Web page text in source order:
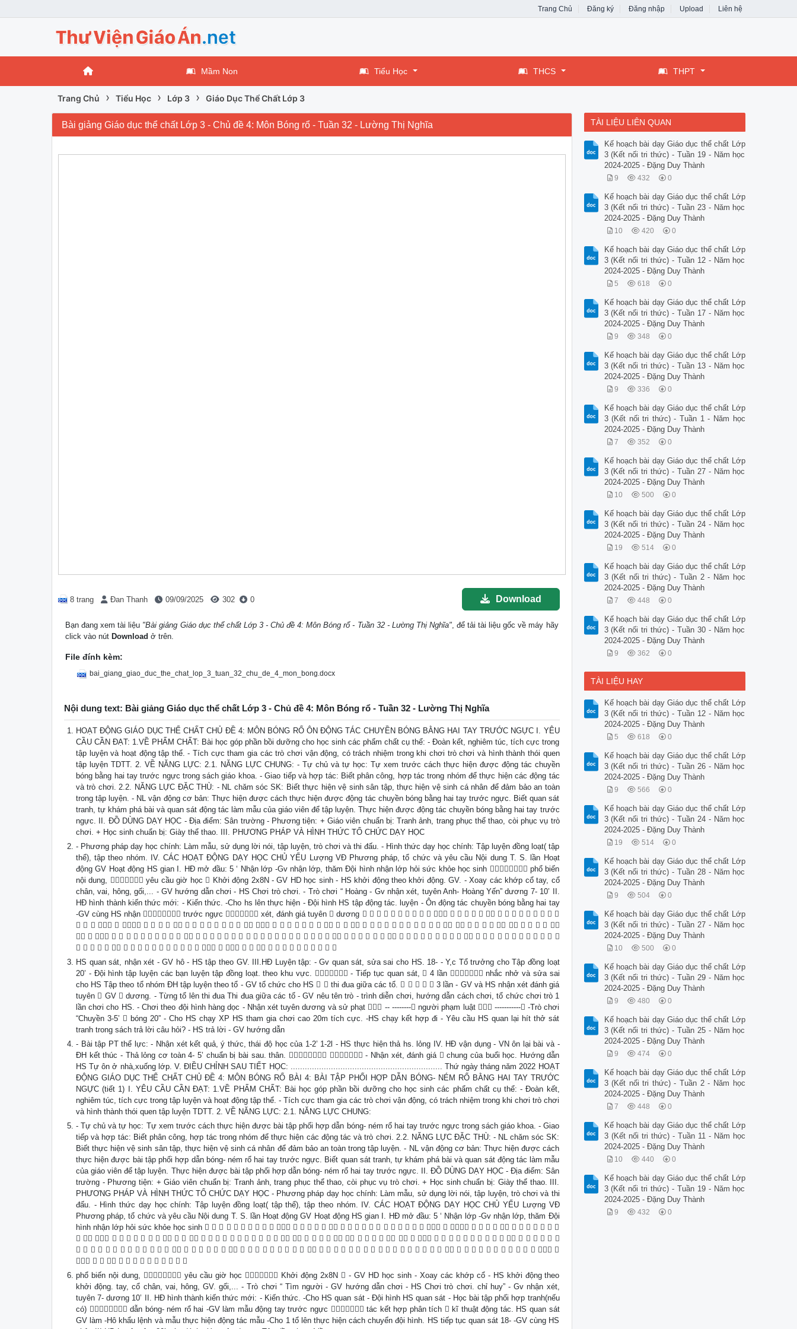
Trang Chủ Đăng ký Đăng nhập Upload Liên hệ
Mầm Non Tiểu Học THCS THPT
Trang Chủ › Tiểu Học › Lớp 3 › Giáo Dục Thể Chất Lớp 3
Bài giảng Giáo dục thể chất Lớp 3 - Chủ đề 4: Môn Bóng rổ - Tuần 32 - Lường Thị Nghĩa
8 trang Đan Thanh 09/09/2025 302 0 Download
Bạn đang xem tài liệu "Bài giảng Giáo dục thể chất Lớp 3 - Chủ đề 4: Môn Bóng rổ - Tuần 32 - Lường Thị Nghĩa", để tải tài liệu gốc về máy hãy
click vào nút Download ở trên.
File đính kèm:
bai_giang_giao_duc_the_chat_lop_3_tuan_32_chu_de_4_mon_bong.docx
Nội dung text: Bài giảng Giáo dục thể chất Lớp 3 - Chủ đề 4: Môn Bóng rổ - Tuần 32 - Lường Thị Nghĩa
HOẠT ĐỘNG GIÁO DỤC THỂ CHẤT CHỦ ĐỀ 4: MÔN BÓNG RỔ ÔN ĐỘNG TÁC CHUYỀN BÓNG BẰNG HAI TAY TRƯỚC NGỰC I. YÊU
CẦU CẦN ĐẠT: 1.VỀ PHẨM CHẤT: Bài học góp phần bồi dưỡng cho học sinh các phẩm chất cụ thể: - Đoàn kết, nghiêm túc, tích cực trong
tập luyện và hoạt động tập thể. - Tích cực tham gia các trò chơi vận động, có trách nhiệm trong khi chơi trò chơi và hình thành thói quen
tập luyện TDTT. 2. VỀ NĂNG LỰC: 2.1. NĂNG LỰC CHUNG: - Tự chủ và tự học: Tự xem trước cách thực hiện được động tác chuyền
bóng bằng hai tay trước ngực trong sách giáo khoa. - Giao tiếp và hợp tác: Biết phân công, hợp tác trong nhóm để thực hiện các động tác
và trò chơi. 2.2. NĂNG LỰC ĐẶC THÙ: - NL chăm sóc SK: Biết thực hiện vệ sinh sân tập, thực hiện vệ sinh cá nhân để đảm bảo an toàn
trong tập luyện. - NL vận động cơ bản: Thực hiện được cách thực hiện được động tác chuyền bóng bằng hai tay trước ngực. Biết quan sát
tranh, tự khám phá bài và quan sát động tác làm mẫu của giáo viên để tập luyện. Thực hiện được động tác chuyền bóng bằng hai tay trước
ngực. II. ĐỒ DÙNG DẠY HỌC - Địa điểm: Sân trường - Phương tiện: + Giáo viên chuẩn bị: Tranh ảnh, trang phục thể thao, còi phục vụ trò
chơi. + Học sinh chuẩn bị: Giày thể thao. III. PHƯƠNG PHÁP VÀ HÌNH THỨC TỔ CHỨC DẠY HỌC
- Phương pháp dạy học chính: Làm mẫu, sử dụng lời nói, tập luyện, trò chơi và thi đấu. - Hình thức dạy học chính: Tập luyện đồng loạt( tập
thể), tập theo nhóm. IV. CÁC HOẠT ĐỘNG DẠY HỌC CHỦ YẾU Lượng VĐ Phương pháp, tổ chức và yêu cầu Nội dung T. S. lần Hoạt
động GV Hoạt động HS gian I. HĐ mở đầu: 5 ‘ Nhận lớp -Gv nhận lớp, thăm Đội hình nhận lớp hỏi sức khỏe học sinh  phổ biến
nội dung,  yêu cầu giờ học  Khởi động 2x8N - GV HD học sinh - HS khởi động theo khởi động. GV. - Xoay các khớp cổ tay, cổ
chân, vai, hông, gối,... - GV hướng dẫn chơi - HS Chơi trò chơi. - Trò chơi “ Hoàng - Gv nhận xét, tuyên Anh- Hoàng Yến” dương 7- 10’ II.
HĐ hình thành kiến thức mới: - Kiến thức. -Cho hs lên thực hiện - Đội hình HS tập động tác. luyện - Ôn động tác chuyền bóng bằng hai tay
-GV cùng HS nhận  trước ngực  xét, đánh giá tuyên  dương                          
                                                       
                                                              
                                
HS quan sát, nhận xét - GV hô - HS tập theo GV. III.HĐ Luyện tập: - Gv quan sát, sửa sai cho HS. 18- - Y,c Tổ trưởng cho Tập đồng loạt
20’ - Đội hình tập luyện các bạn luyện tập đồng loạt. theo khu vực.  - Tiếp tục quan sát,  4 lần  nhắc nhở và sửa sai
cho HS Tập theo tổ nhóm ĐH tập luyện theo tổ - GV tổ chức cho HS   thi đua giữa các tổ.      3 lần - GV và HS nhận xét đánh giá
tuyên  GV  dương. - Từng tổ lên thi đua Thi đua giữa các tổ - GV nêu tên trò - trình diễn chơi, hướng dẫn cách chơi, tổ chức chơi trò 1
lần chơi cho HS. - Chơi theo đội hình hàng dọc - Nhận xét tuyên dương và sử phạt  -- -------- người phạm luật  ----------- -Trò chơi
“Chuyền 3-5’  bóng 20” - Cho HS chạy XP HS tham gia chơi cao 20m tích cực. -HS chạy kết hợp đi - Yêu cầu HS quan lại hít thở sát
tranh trong sách trả lời câu hỏi? - HS trả lời - GV hướng dẫn
- Bài tập PT thể lực: - Nhận xét kết quả, ý thức, thái độ học của 1-2’ 1-2l - HS thực hiện thả hs. lỏng IV. HĐ vận dụng - VN ôn lại bài và -
ĐH kết thúc - Thả lỏng cơ toàn 4- 5’ chuẩn bị bài sau. thân.   - Nhận xét, đánh giá  chung của buổi học. Hướng dẫn
HS Tự ôn ở nhà,xuống lớp. V. ĐIỀU CHỈNH SAU TIẾT HỌC: ................................................................ Thứ ngày tháng năm 2022 HOẠT
ĐỘNG GIÁO DỤC THỂ CHẤT CHỦ ĐỀ 4: MÔN BÓNG RỔ BÀI 4: BÀI TẬP PHỐI HỢP DẪN BÓNG- NÉM RỔ BẰNG HAI TAY TRƯỚC
NGỰC (tiết 1) I. YÊU CẦU CẦN ĐẠT: 1.VỀ PHẨM CHẤT: Bài học góp phần bồi dưỡng cho học sinh các phẩm chất cụ thể: - Đoàn kết,
nghiêm túc, tích cực trong tập luyện và hoạt động tập thể. - Tích cực tham gia các trò chơi vận động, có trách nhiệm trong khi chơi trò chơi
và hình thành thói quen tập luyện TDTT. 2. VỀ NĂNG LỰC: 2.1. NĂNG LỰC CHUNG:
- Tự chủ và tự học: Tự xem trước cách thực hiện được bài tập phối hợp dẫn bóng- ném rổ hai tay trước ngực trong sách giáo khoa. - Giao
tiếp và hợp tác: Biết phân công, hợp tác trong nhóm để thực hiện các động tác và trò chơi. 2.2. NĂNG LỰC ĐẶC THÙ: - NL chăm sóc SK:
Biết thực hiện vệ sinh sân tập, thực hiện vệ sinh cá nhân để đảm bảo an toàn trong tập luyện. - NL vận động cơ bản: Thực hiện được cách
thực hiện được bài tập phối hợp dẫn bóng- ném rổ hai tay trước ngực. Biết quan sát tranh, tự khám phá bài và quan sát động tác làm mẫu
của giáo viên để tập luyện. Thực hiện được bài tập phối hợp dẫn bóng- ném rổ hai tay trước ngực. II. ĐỒ DÙNG DẠY HỌC - Địa điểm: Sân
trường - Phương tiện: + Giáo viên chuẩn bị: Tranh ảnh, trang phục thể thao, còi phục vụ trò chơi. + Học sinh chuẩn bị: Giày thể thao. III.
PHƯƠNG PHÁP VÀ HÌNH THỨC TỔ CHỨC DẠY HỌC - Phương pháp dạy học chính: Làm mẫu, sử dụng lời nói, tập luyện, trò chơi và thi
đấu. - Hình thức dạy học chính: Tập luyện đồng loạt( tập thể), tập theo nhóm. IV. CÁC HOẠT ĐỘNG DẠY HỌC CHỦ YẾU Lượng VĐ
Phương pháp, tổ chức và yêu cầu Nội dung T. S. lần Hoạt động GV Hoạt động HS gian I. HĐ mở đầu: 5 ‘ Nhận lớp -Gv nhận lớp, thăm Đội
hình nhận lớp hỏi sức khỏe học sinh                                            
                                                         
                                                             
             
phổ biến nội dung,  yêu cầu giờ học  Khởi động 2x8N  - GV HD học sinh - Xoay các khớp cổ - HS khởi động theo
khởi động. tay, cổ chân, vai, hông, GV. gối,... - Trò chơi “ Tìm người - GV hướng dẫn chơi - HS Chơi trò chơi. chỉ huy” - Gv nhận xét,
tuyên 7- dương 10’ II. HĐ hình thành kiến thức mới: - Kiến thức. -Cho HS quan sát - Đội hình HS quan sát - Học bài tập phối hợp tranh(nếu
có)  dẫn bóng- ném rổ hai -GV làm mẫu động tay trước ngực  tác kết hợp phân tích  kĩ thuật động tác. HS quan sát
GV làm -Hô khẩu lệnh và mẫu thực hiện động tác mẫu -Cho 1 tổ lên thực hiện cách chuyển đội hình. HS tiếp tục quan sát 18- -GV cùng HS
TÀI LIỆU LIÊN QUAN
Kế hoạch bài dạy Giáo dục thể chất Lớp
3 (Kết nối tri thức) - Tuần 19 - Năm học
2024-2025 - Đặng Duy Thành
9 432 0
Kế hoạch bài dạy Giáo dục thể chất Lớp
3 (Kết nối tri thức) - Tuần 23 - Năm học
2024-2025 - Đặng Duy Thành
10 420 0
Kế hoạch bài dạy Giáo dục thể chất Lớp
3 (Kết nối tri thức) - Tuần 12 - Năm học
2024-2025 - Đặng Duy Thành
5 618 0
Kế hoạch bài dạy Giáo dục thể chất Lớp
3 (Kết nối tri thức) - Tuần 17 - Năm học
2024-2025 - Đặng Duy Thành
9 348 0
Kế hoạch bài dạy Giáo dục thể chất Lớp
3 (Kết nối tri thức) - Tuần 13 - Năm học
2024-2025 - Đặng Duy Thành
9 336 0
Kế hoạch bài dạy Giáo dục thể chất Lớp
3 (Kết nối tri thức) - Tuần 1 - Năm học
2024-2025 - Đặng Duy Thành
7 352 0
Kế hoạch bài dạy Giáo dục thể chất Lớp
3 (Kết nối tri thức) - Tuần 27 - Năm học
2024-2025 - Đặng Duy Thành
10 500 0
Kế hoạch bài dạy Giáo dục thể chất Lớp
3 (Kết nối tri thức) - Tuần 24 - Năm học
2024-2025 - Đặng Duy Thành
19 514 0
Kế hoạch bài dạy Giáo dục thể chất Lớp
3 (Kết nối tri thức) - Tuần 2 - Năm học
2024-2025 - Đặng Duy Thành
7 448 0
Kế hoạch bài dạy Giáo dục thể chất Lớp
3 (Kết nối tri thức) - Tuần 30 - Năm học
2024-2025 - Đặng Duy Thành
9 362 0
TÀI LIỆU HAY
Kế hoạch bài dạy Giáo dục thể chất Lớp
3 (Kết nối tri thức) - Tuần 12 - Năm học
2024-2025 - Đặng Duy Thành
5 618 0
Kế hoạch bài dạy Giáo dục thể chất Lớp
3 (Kết nối tri thức) - Tuần 26 - Năm học
2024-2025 - Đặng Duy Thành
9 566 0
Kế hoạch bài dạy Giáo dục thể chất Lớp
3 (Kết nối tri thức) - Tuần 24 - Năm học
2024-2025 - Đặng Duy Thành
19 514 0
Kế hoạch bài dạy Giáo dục thể chất Lớp
3 (Kết nối tri thức) - Tuần 28 - Năm học
2024-2025 - Đặng Duy Thành
9 504 0
Kế hoạch bài dạy Giáo dục thể chất Lớp
3 (Kết nối tri thức) - Tuần 27 - Năm học
2024-2025 - Đặng Duy Thành
10 500 0
Kế hoạch bài dạy Giáo dục thể chất Lớp
3 (Kết nối tri thức) - Tuần 29 - Năm học
2024-2025 - Đặng Duy Thành
9 480 0
Kế hoạch bài dạy Giáo dục thể chất Lớp
3 (Kết nối tri thức) - Tuần 25 - Năm học
2024-2025 - Đặng Duy Thành
9 474 0
Kế hoạch bài dạy Giáo dục thể chất Lớp
3 (Kết nối tri thức) - Tuần 2 - Năm học
2024-2025 - Đặng Duy Thành
7 448 0
Kế hoạch bài dạy Giáo dục thể chất Lớp
3 (Kết nối tri thức) - Tuần 11 - Năm học
2024-2025 - Đặng Duy Thành
10 440 0
Kế hoạch bài dạy Giáo dục thể chất Lớp
3 (Kết nối tri thức) - Tuần 19 - Năm học
2024-2025 - Đặng Duy Thành
9 432 0